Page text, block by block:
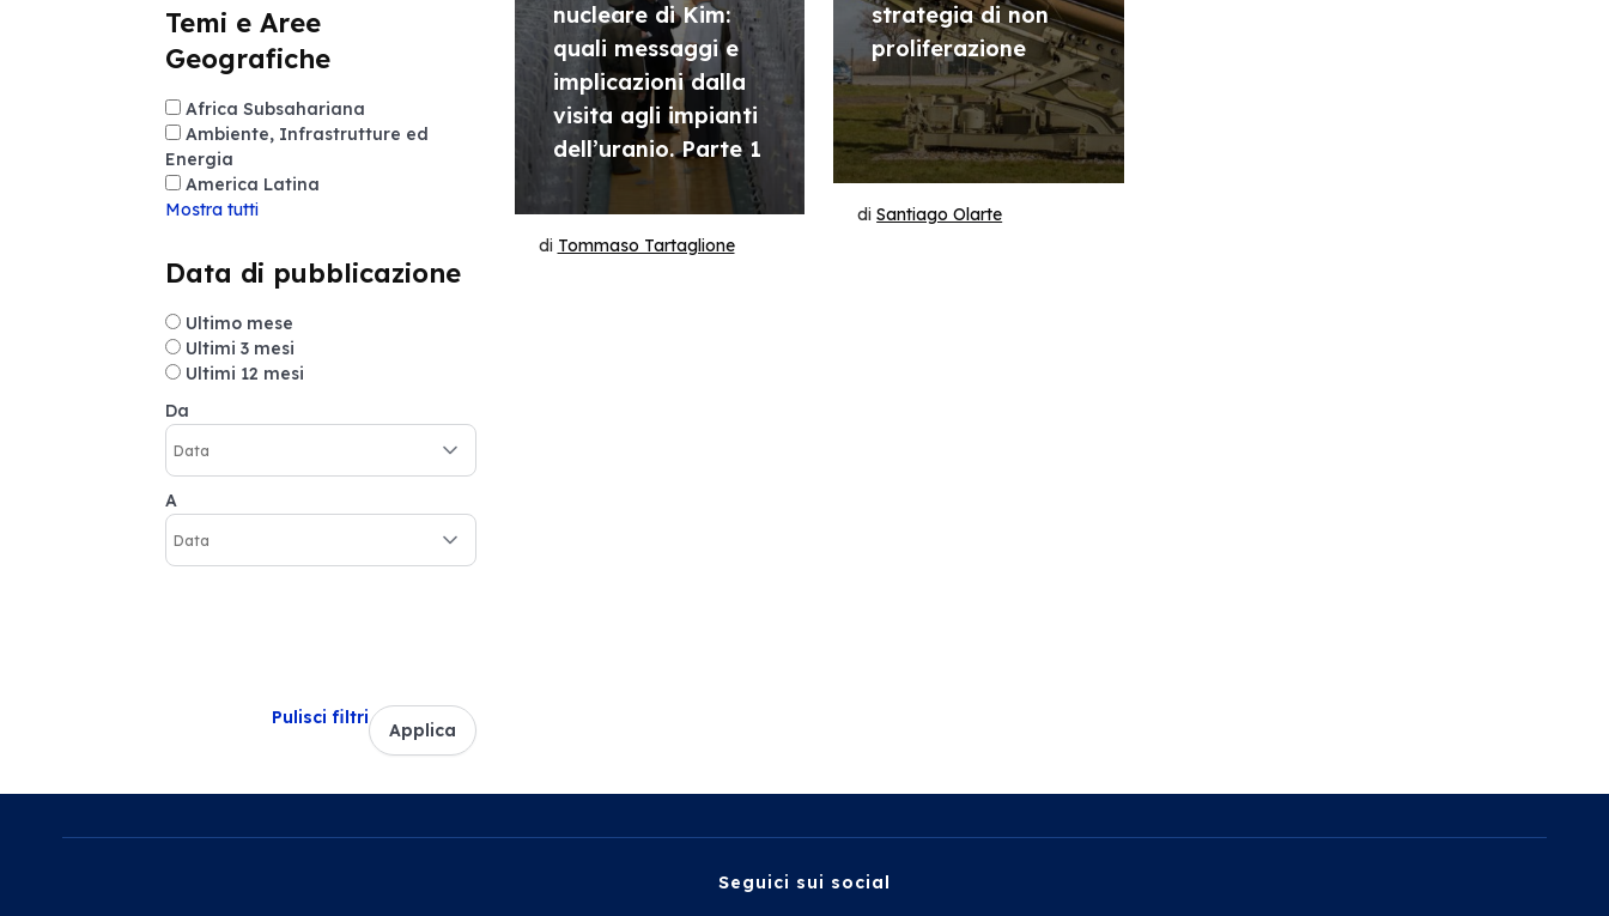
Temi e Aree
Geografiche
Africa Subsahariana
Ambiente, Infrastrutture ed
Energia
America Latina
Mostra tutti
Data di pubblicazione
Ultimo mese
Ultimi 3 mesi
Ultimi 12 mesi
Da
A
Pulisci filtri
Applica
nucleare di Kim:
quali messaggi e
implicazioni dalla
visita agli impianti
dell’uranio. Parte 1
di Tommaso Tartaglione
strategia di non
proliferazione
diSantiago Olarte
Seguici sui social